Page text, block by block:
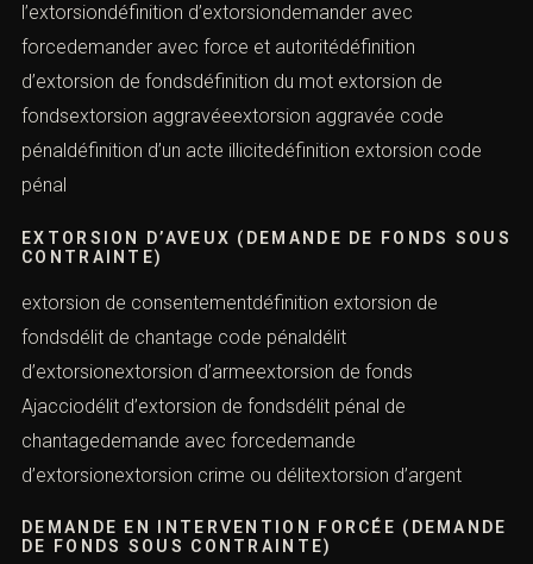
l’extorsiondéfinition d’extorsiondemander avec
forcedemander avec force et autoritédéfinition
d’extorsion de fondsdéfinition du mot extorsion de
fondsextorsion aggravéeextorsion aggravée code
pénaldéfinition d’un acte illicitedéfinition extorsion code
pénal
EXTORSION D’AVEUX (DEMANDE DE FONDS SOUS
CONTRAINTE)
extorsion de consentementdéfinition extorsion de
fondsdélit de chantage code pénaldélit
d’extorsionextorsion d’armeextorsion de fonds
Ajacciodélit d’extorsion de fondsdélit pénal de
chantagedemande avec forcedemande
d’extorsionextorsion crime ou délitextorsion d’argent
DEMANDE EN INTERVENTION FORCÉE (DEMANDE
DE FONDS SOUS CONTRAINTE)